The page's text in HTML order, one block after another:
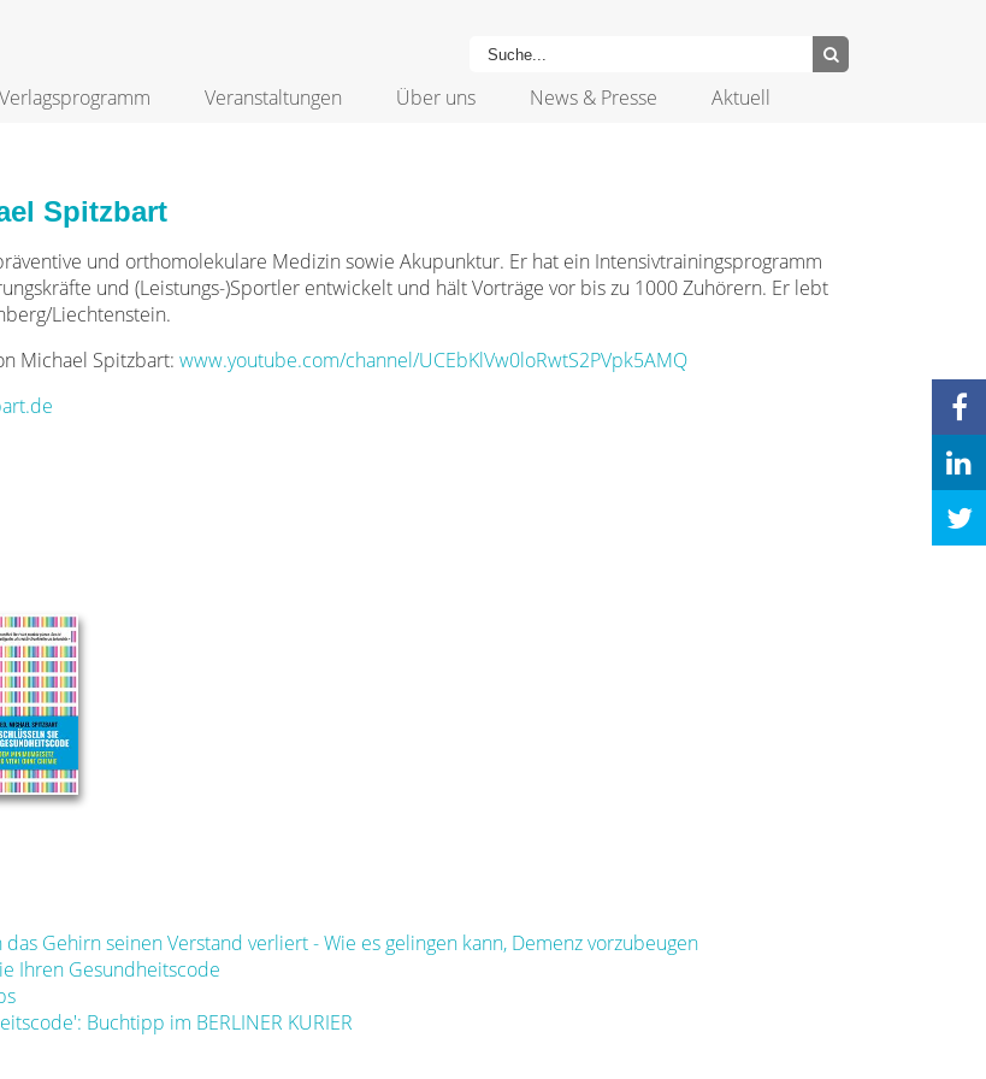
Verlagsprogramm Veranstaltungen Über uns News & Presse Aktuell
Spitzbart
und orthomolekulare Medizin sowie Akupunktur. Er hat ein Intensivtrainingsprogramm
und (Leistungs-)Sportler entwickelt und hält Vorträge vor bis zu 1000 Zuhörern. Er lebt
Liechtenstein.
Michael Spitzbart: www.youtube.com/channel/UCEbKlVw0loRwtS2PVpk5AMQ
Gehirn seinen Verstand verliert - Wie es gelingen kann, Demenz vorzubeugen
Ihren Gesundheitscode
Buchtipp im BERLINER KURIER